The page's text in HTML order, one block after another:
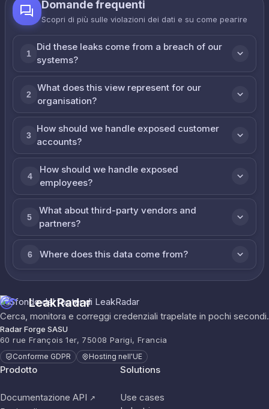
Domande frequenti
Scopri di più sulle violazioni dei dati e su come реагire
1
Did these leaks come from a breach of our
systems?
2
What does this view represent for our
organisation?
3
How should we handle exposed customer
accounts?
4
How should we handle exposed
employees?
5
What about third-party vendors and
partners?
6 Where does this data come from?
LeakRadar
Cerca, monitora e correggi credenziali trapelate in pochi secondi.
Radar Forge SASU
60 rue François 1er, 75008 Parigi, Francia
Conforme GDPR Hosting nell'UE
Prodotto
Documentazione API ↗
Solutions
Use cases